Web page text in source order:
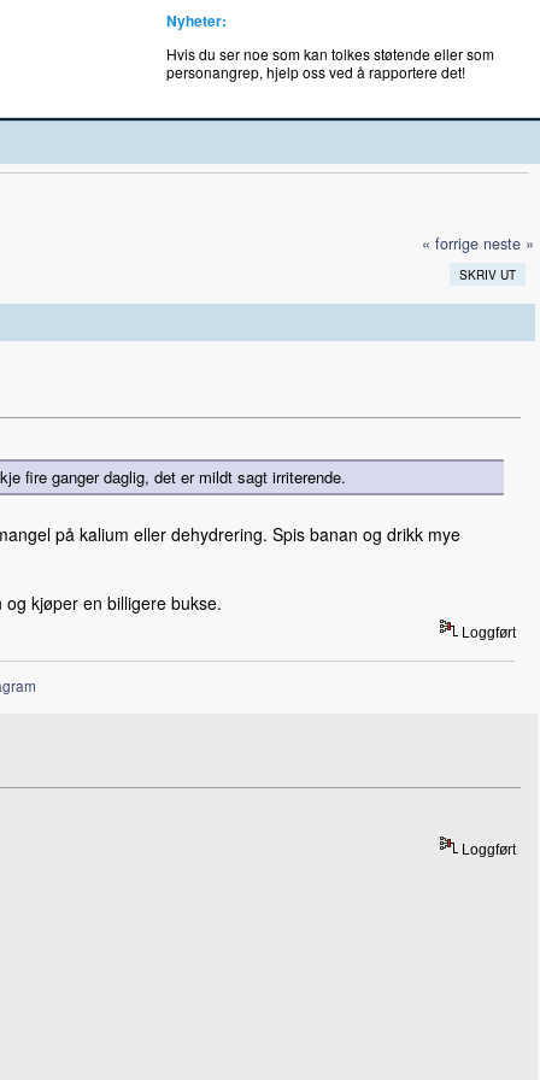
Nyheter:
Hvis du ser noe som kan tolkes støtende eller som
personangrep, hjelp oss ved å rapportere det!
« forrige neste »
SKRIV UT
fire ganger daglig, det er mildt sagt irriterende.
på kalium eller dehydrering. Spis banan og drikk mye
kjøper en billigere bukse.
Loggført
Loggført